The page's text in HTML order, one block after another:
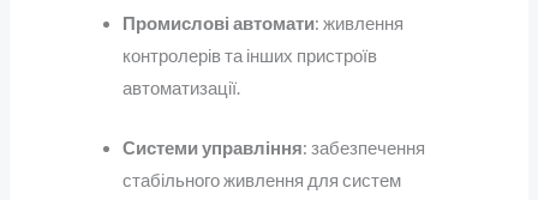
Промислові автомати: живлення
контролерів та інших пристроїв
автоматизації.
Системи управління: забезпечення
стабільного живлення для систем